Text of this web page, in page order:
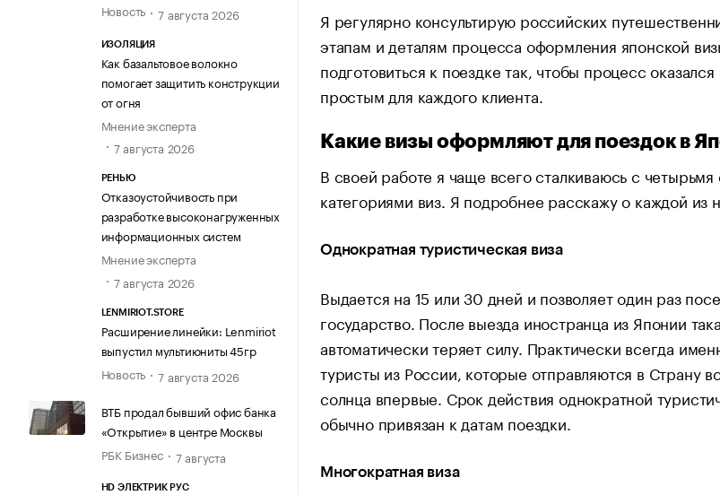
Новость
7 августа 2026
ИЗОЛЯЦИЯ
Как базальтовое волокно
помогает защитить конструкции
от огня
Мнение эксперта
7 августа 2026
РЕНЬЮ
Отказоустойчивость при
разработке высоконагруженных
информационных систем
Мнение эксперта
7 августа 2026
LENMIRIOT.STORE
Расширение линейки: Lenmiriot
выпустил мультиюниты 45гр
Новость
7 августа 2026
ВТБ продал бывший офис банка
«Открытие» в центре Москвы
РБК Бизнес
7 августа
HD ЭЛЕКТРИК РУС
Я регулярно консультирую российских
этапам и деталям процесса оформления японской
подготовиться к поездке так, чтобы процесс
простым для каждого клиента.
Какие визы оформляют для поездок в
В своей работе я чаще всего сталкиваюсь с
категориями виз. Я подробнее расскажу о каждой из
Однократная туристическая виза
Выдается на 15 или 30 дней и позволяет один раз
государство. После выезда иностранца из Японии
автоматически теряет силу. Практически всегда
туристы из России, которые отправляются в Страну
солнца впервые. Срок действия однократной
обычно привязан к датам поездки.
Многократная виза